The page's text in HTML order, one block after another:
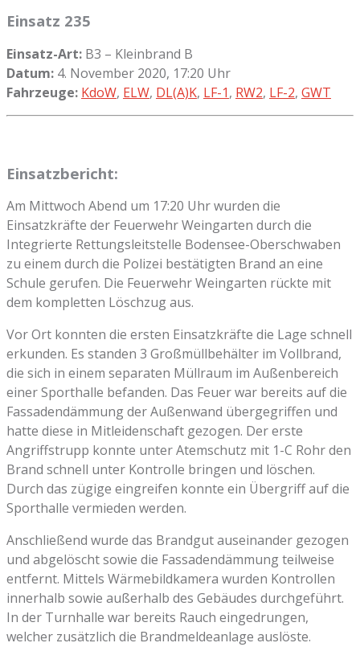
Einsatz 235
Einsatz-Art: B3 – Kleinbrand B
Datum: 4. November 2020, 17:20 Uhr
Fahrzeuge: KdoW, ELW, DL(A)K, LF-1, RW2, LF-2, GWT
Einsatzbericht:
Am Mittwoch Abend um 17:20 Uhr wurden die
Einsatzkräfte der Feuerwehr Weingarten durch die
Integrierte Rettungsleitstelle Bodensee-Oberschwaben
zu einem durch die Polizei bestätigten Brand an eine
Schule gerufen. Die Feuerwehr Weingarten rückte mit
dem kompletten Löschzug aus.
Vor Ort konnten die ersten Einsatzkräfte die Lage schnell
erkunden. Es standen 3 Großmüllbehälter im Vollbrand,
die sich in einem separaten Müllraum im Außenbereich
einer Sporthalle befanden. Das Feuer war bereits auf die
Fassadendämmung der Außenwand übergegriffen und
hatte diese in Mitleidenschaft gezogen. Der erste
Angriffstrupp konnte unter Atemschutz mit 1-C Rohr den
Brand schnell unter Kontrolle bringen und löschen.
Durch das zügige eingreifen konnte ein Übergriff auf die
Sporthalle vermieden werden.
Anschließend wurde das Brandgut auseinander gezogen
und abgelöscht sowie die Fassadendämmung teilweise
entfernt. Mittels Wärmebildkamera wurden Kontrollen
innerhalb sowie außerhalb des Gebäudes durchgeführt.
In der Turnhalle war bereits Rauch eingedrungen,
welcher zusätzlich die Brandmeldeanlage auslöste.